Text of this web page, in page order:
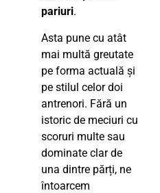
pariuri.
Asta pune cu atât
mai multă greutate
pe forma actuală și
pe stilul celor doi
antrenori. Fără un
istoric de meciuri cu
scoruri multe sau
dominate clar de
una dintre părți, ne
întoarcem